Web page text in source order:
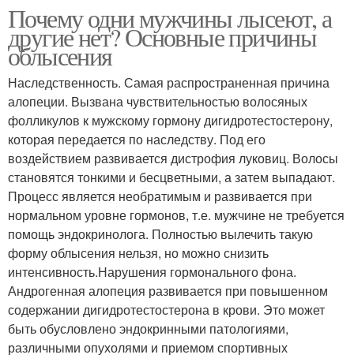
Почему одни мужчины лысеют, а
другие нет? Основные причины
облысения
Наследственность. Самая распространенная причина
алопеции. Вызвана чувствительностью волосяных
фолликулов к мужскому гормону дигидротестостерону,
которая передается по наследству. Под его
воздействием развивается дистрофия луковиц. Волосы
становятся тонкими и бесцветными, а затем выпадают.
Процесс является необратимым и развивается при
нормальном уровне гормонов, т.е. мужчине не требуется
помощь эндокринолога. Полностью вылечить такую
форму облысения нельзя, но можно снизить
интенсивность.Нарушения гормонального фона.
Андрогенная алопеция развивается при повышенном
содержании дигидротестостерона в крови. Это может
быть обусловлено эндокринными патологиями,
различными опухолями и приемом спортивных